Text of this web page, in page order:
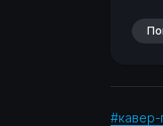
#кавер-